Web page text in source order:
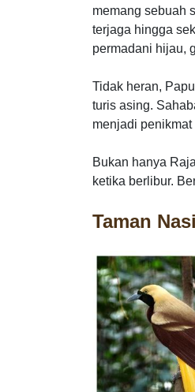
memang sebuah
terjaga hingga
permadani hijau,
Tidak heran,
turis asing.
menjadi
Bukan hanya
ketika berlibur.
Taman